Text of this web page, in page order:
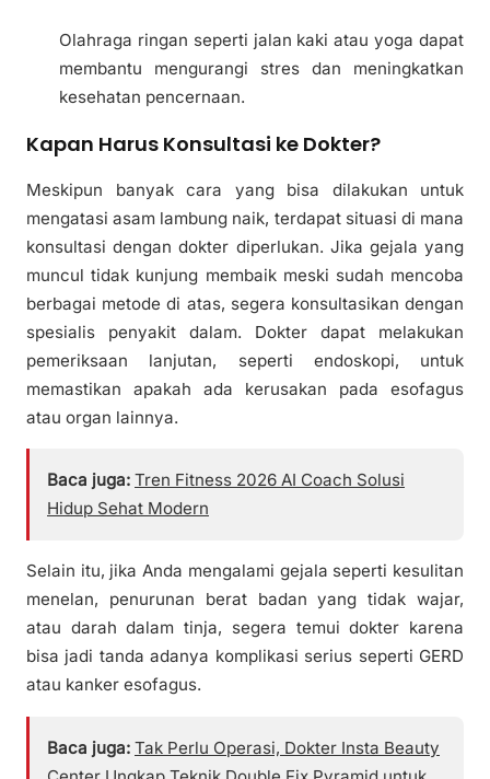
Olahraga ringan seperti jalan kaki atau yoga dapat
membantu mengurangi stres dan meningkatkan
kesehatan pencernaan.
Kapan Harus Konsultasi ke Dokter?
Meskipun banyak cara yang bisa dilakukan untuk
mengatasi asam lambung naik, terdapat situasi di mana
konsultasi dengan dokter diperlukan. Jika gejala yang
muncul tidak kunjung membaik meski sudah mencoba
berbagai metode di atas, segera konsultasikan dengan
spesialis penyakit dalam. Dokter dapat melakukan
pemeriksaan lanjutan, seperti endoskopi, untuk
memastikan apakah ada kerusakan pada esofagus
atau organ lainnya.
Baca juga: Tren Fitness 2026 AI Coach Solusi
Hidup Sehat Modern
Selain itu, jika Anda mengalami gejala seperti kesulitan
menelan, penurunan berat badan yang tidak wajar,
atau darah dalam tinja, segera temui dokter karena
bisa jadi tanda adanya komplikasi serius seperti GERD
atau kanker esofagus.
Baca juga: Tak Perlu Operasi, Dokter Insta Beauty